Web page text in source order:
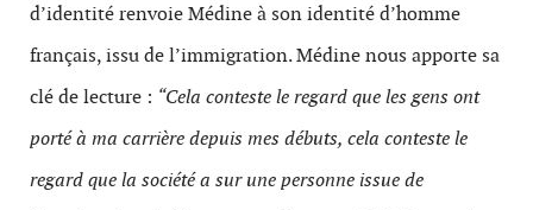
d’identité renvoie Médine à son identité d’homme
français, issu de l’immigration. Médine nous apporte sa
clé de lecture : “Cela conteste le regard que les gens ont
porté à ma carrière depuis mes débuts, cela conteste le
regard que la société a sur une personne issue de